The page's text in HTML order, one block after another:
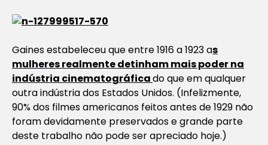
Gaines estabeleceu que entre 1916 a 1923 as
mulheres realmente detinham mais poder na
indústria cinematográficado que em qualquer
outra indústria dos Estados Unidos. (Infelizmente,
90% dos filmes americanos feitos antes de 1929 não
foram devidamente preservados e grande parte
deste trabalho não pode ser apreciado hoje.)